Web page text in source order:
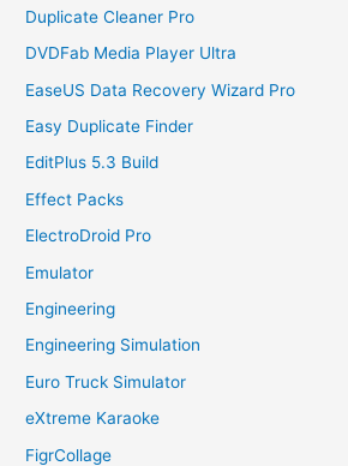
Duplicate Cleaner Pro
DVDFab Media Player Ultra
EaseUS Data Recovery Wizard Pro
Easy Duplicate Finder
EditPlus 5.3 Build
Effect Packs
ElectroDroid Pro
Emulator
Engineering
Engineering Simulation
Euro Truck Simulator
eXtreme Karaoke
FigrCollage